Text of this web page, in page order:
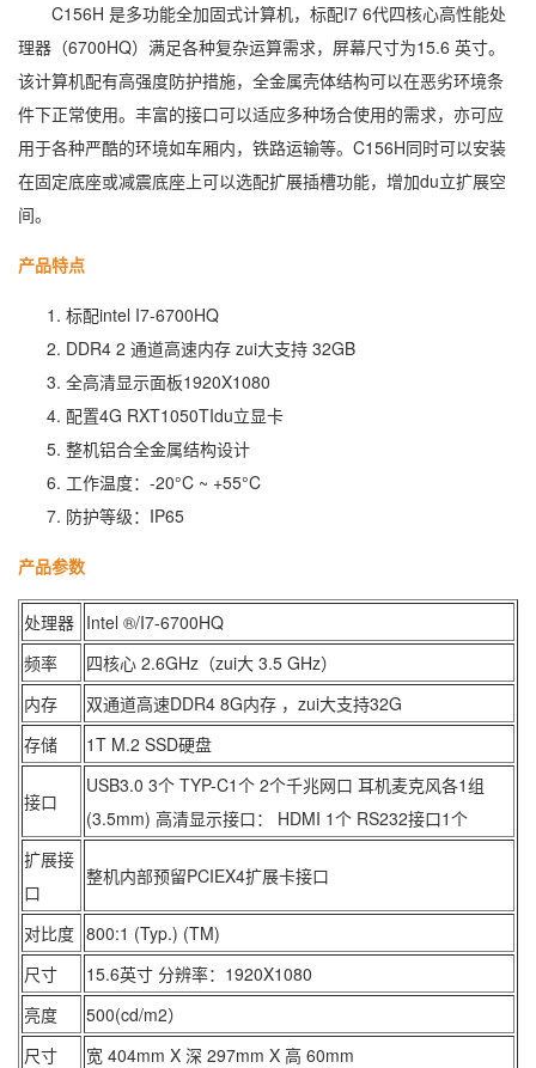
C156H 是多功能全加固式计算机，标配I7 6代四核心高性能处
理器（6700HQ）满足各种复杂运算需求，屏幕尺寸为15.6 英寸。
该计算机配有高强度防护措施，全金属壳体结构可以在恶劣环境条
件下正常使用。丰富的接口可以适应多种场合使用的需求，亦可应
用于各种严酷的环境如车厢内，铁路运输等。C156H同时可以安装
在固定底座或减震底座上可以选配扩展插槽功能，增加du立扩展空
间。
产品特点
标配intel I7-6700HQ
DDR4 2 通道高速内存 zui大支持 32GB
全高清显示面板1920X1080
配置4G RXT1050TIdu立显卡
整机铝合全金属结构设计
工作温度：-20°C ~ +55°C
防护等级：IP65
产品参数
处理器 Intel ®/I7-6700HQ
频率
四核心 2.6GHz（zui大 3.5 GHz）
内存
双通道高速DDR4 8G内存 ，zui大支持32G
存储
1T M.2 SSD硬盘
接口
USB3.0 3个 TYP-C1个 2个千兆网口 耳机麦克风各1组
(3.5mm) 高清显示接口： HDMI 1个 RS232接口1个
扩展接
口
整机内部预留PCIEX4扩展卡接口
对比度 800:1 (Typ.) (TM)
尺寸
15.6英寸 分辨率：1920X1080
亮度
500(cd/m2）
尺寸
宽 404mm X 深 297mm X 高 60mm